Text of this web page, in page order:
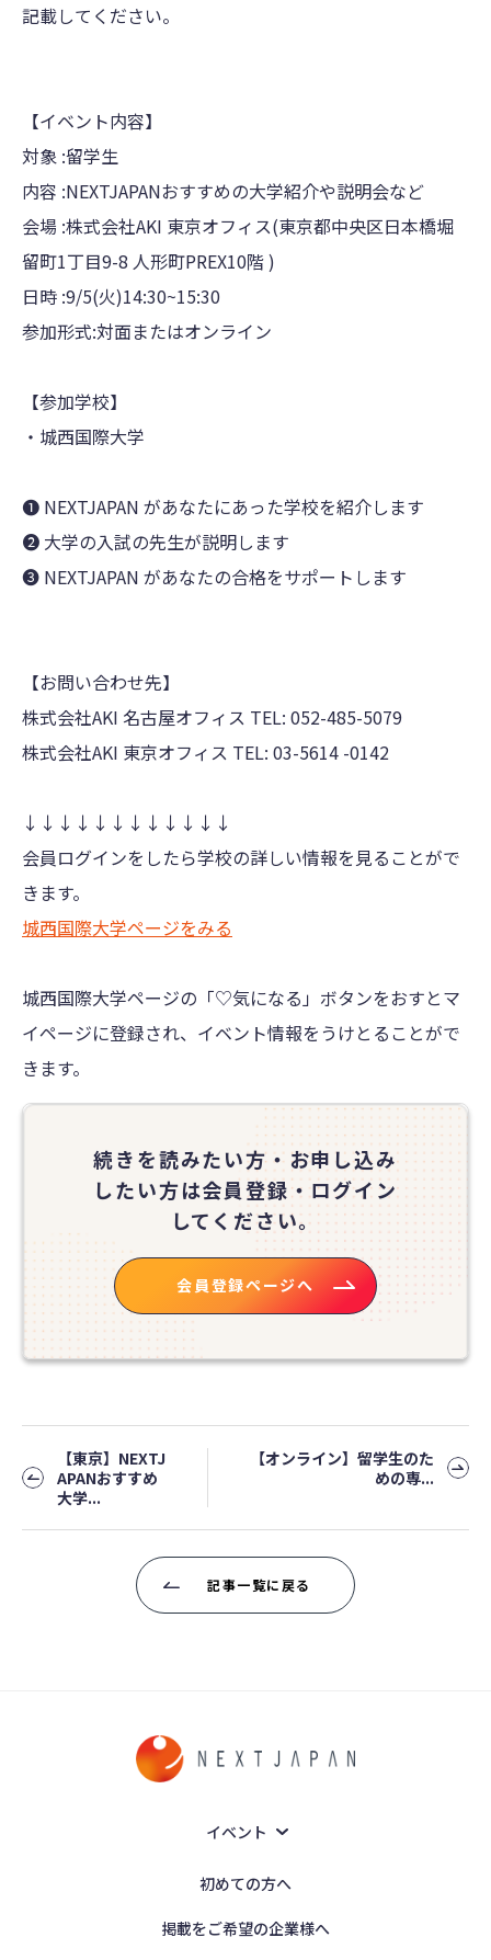
記載してください。
【イベント内容】
対象 :留学生
内容 :NEXTJAPANおすすめの大学紹介や説明会など
会場 :株式会社AKI 東京オフィス(東京都中央区日本橋堀
留町1丁目9-8 人形町PREX10階 )
日時 :9/5(火)14:30~15:30
参加形式:対面またはオンライン
【参加学校】
・城西国際大学
❶ NEXTJAPAN があなたにあった学校を紹介します
❷ 大学の入試の先生が説明します
❸ NEXTJAPAN があなたの合格をサポートします
【お問い合わせ先】
株式会社AKI 名古屋オフィス TEL: 052-485-5079
株式会社AKI 東京オフィス TEL: 03-5614 -0142
↓↓↓↓↓↓↓↓↓↓↓↓
会員ログインをしたら学校の詳しい情報を見ることがで
きます。
城西国際大学ページをみる
城西国際大学ページの「♡気になる」ボタンをおすとマ
イページに登録され、イベント情報をうけとることがで
きます。
続きを読みたい方・お申し込み
したい方は会員登録・ログイン
してください。
会員登録ページへ
【東京】NEXTJ
APANおすすめ
大学...
【オンライン】留学生のた
めの専...
記事一覧に戻る
イベント
初めての方へ
掲載をご希望の企業様へ